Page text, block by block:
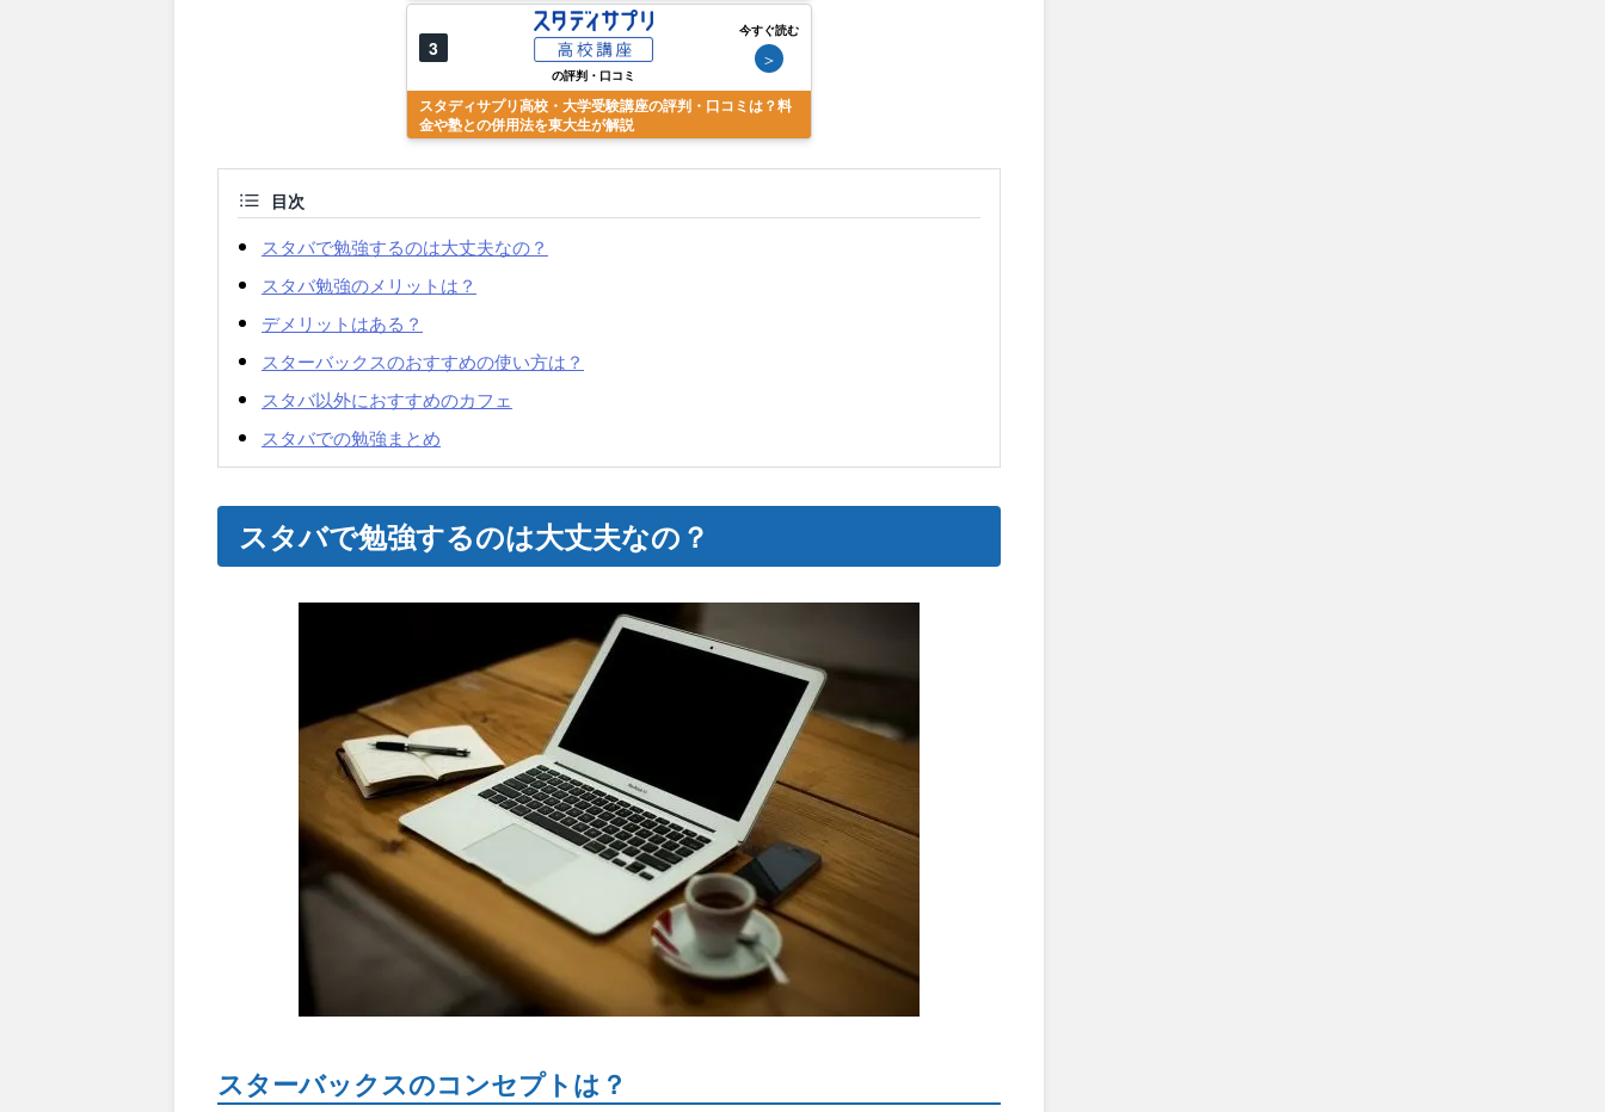
3
の評判・口コミ
今すぐ読む
＞
スタディサプリ高校・大学受験講座の評判・口コミは？料
金や塾との併用法を東大生が解説
目次
スタバで勉強するのは大丈夫なの？
スタバ勉強のメリットは？
デメリットはある？
スターバックスのおすすめの使い方は？
スタバ以外におすすめのカフェ
スタバでの勉強まとめ
スタバで勉強するのは大丈夫なの？
スターバックスのコンセプトは？